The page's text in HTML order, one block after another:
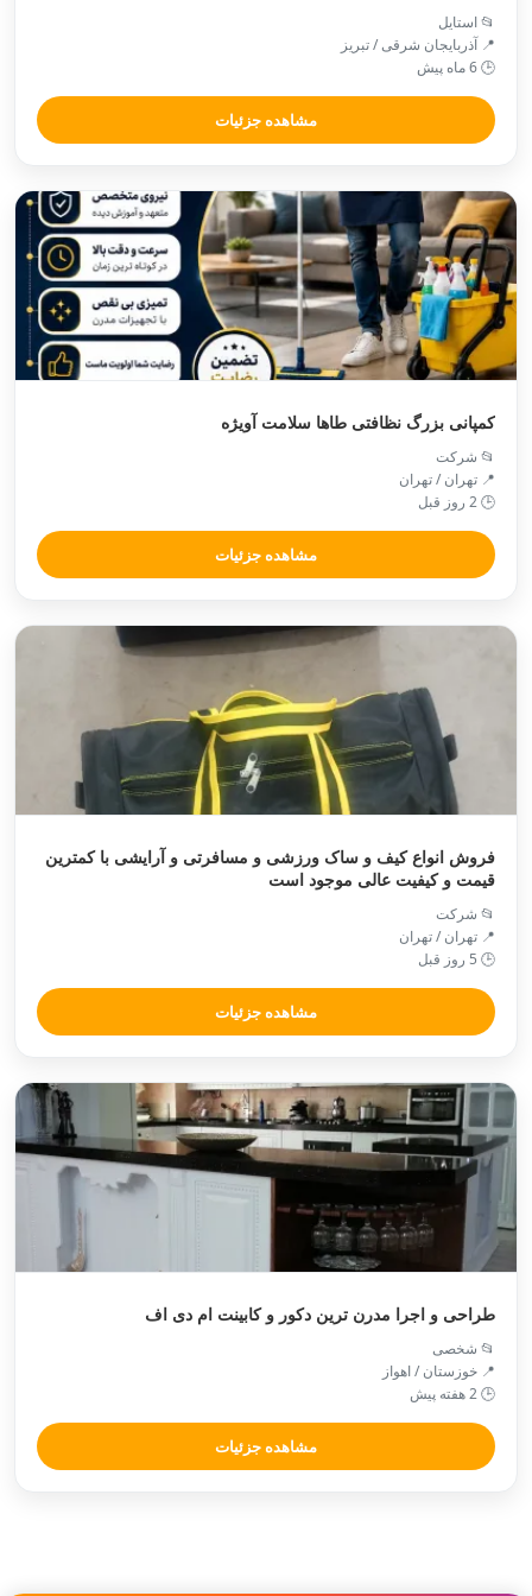
📂 استایل
📍 آذربایجان شرقی / تبريز
🕒 6 ماه پیش
مشاهده جزئیات
کمپانی بزرگ نظافتی طاها سلامت آویژه
📂 شرکت
📍 تهران / تهران
🕒 2 روز قبل
مشاهده جزئیات
فروش انواع کیف و ساک ورزشی و مسافرتی و آرایشی با کمترین
قیمت و کیفیت عالی موجود است
📂 شرکت
📍 تهران / تهران
🕒 5 روز قبل
مشاهده جزئیات
طراحی و اجرا مدرن ترین دکور و کابینت ام دی اف
📂 شخصی
📍 خوزستان / اهواز
🕒 2 هفته پیش
مشاهده جزئیات